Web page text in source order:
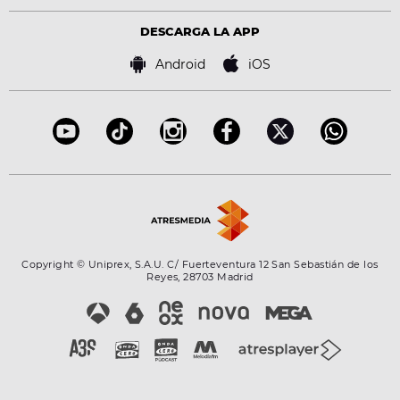
Virales
Bases de concursos
DESCARGA LA APP
Android iOS
Copyright © Uniprex, S.A.U. C/ Fuerteventura 12 San Sebastián de los
Reyes, 28703 Madrid